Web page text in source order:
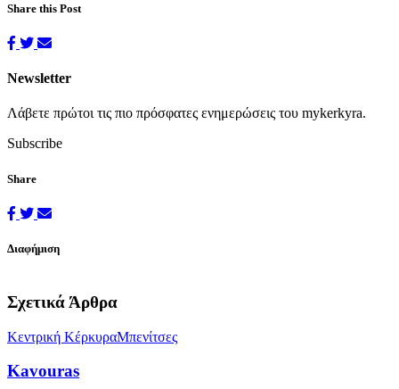
Share this Post
Newsletter
Λάβετε πρώτοι τις πιο πρόσφατες ενημερώσεις του mykerkyra.
Subscribe
Share
Διαφήμιση
Σχετικά Άρθρα
Κεντρική ΚέρκυραΜπενίτσες
Kavouras